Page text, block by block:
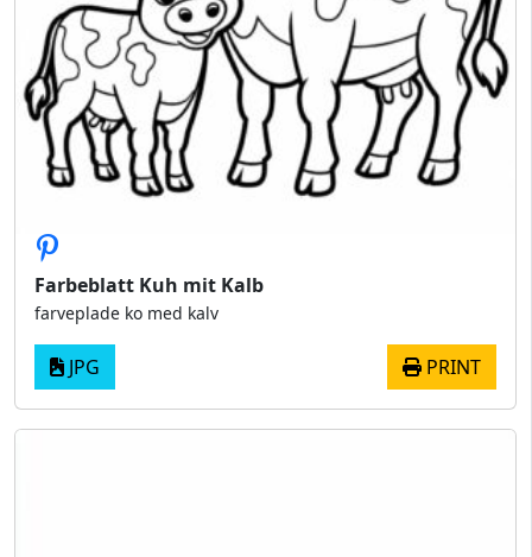
Farbeblatt Kuh mit Kalb
farveplade ko med kalv
JPG PRINT